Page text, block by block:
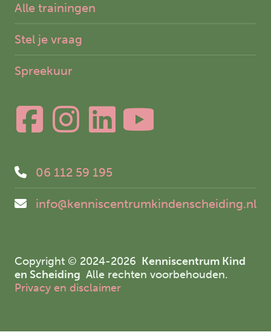
Alle trainingen
Stel je vraag
Spreekuur
06 112 59 195
info@kenniscentrumkindenscheiding.nl
Copyright © 2024-2026
Kenniscentrum Kind
en Scheiding Alle rechten voorbehouden.
Privacy en disclaimer